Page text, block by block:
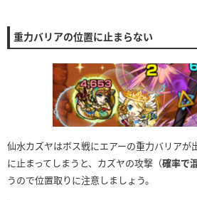
重力バリアの位置に止まらない
仙水カズヤはボス戦にエアーの重力バリアが
に止まってしまうと、カズヤの攻撃（確率で
うので位置取りに注意しましょう。